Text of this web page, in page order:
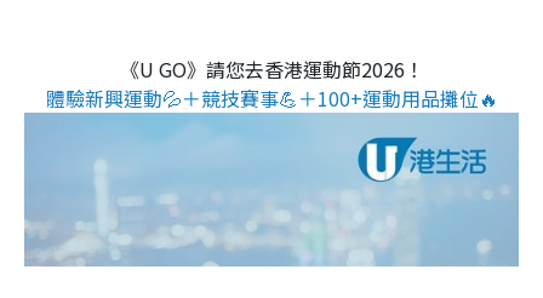
《U GO》請您去香港運動節2026！
體驗新興運動💦＋競技賽事💪＋100+運動用品攤位🔥